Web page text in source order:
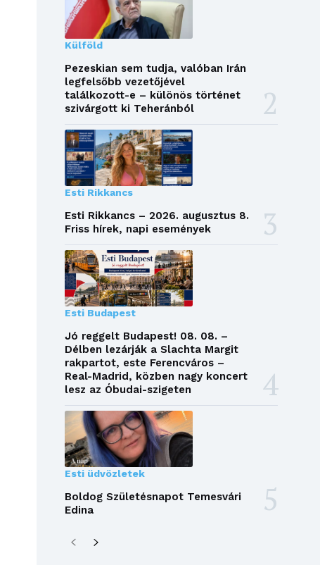
Külföld
Pezeskian sem tudja, valóban Irán
legfelsőbb vezetőjével
találkozott-e – különös történet
szivárgott ki Teheránból
Esti Rikkancs
Esti Rikkancs – 2026. augusztus 8.
Friss hírek, napi események
Esti Budapest
Jó reggelt Budapest! 08. 08. –
Délben lezárják a Slachta Margit
rakpartot, este Ferencváros –
Real-Madrid, közben nagy koncert
lesz az Óbudai-szigeten
Esti üdvözletek
Boldog Születésnapot Temesvári
Edina